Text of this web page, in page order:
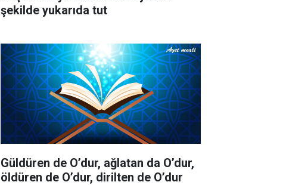
şekilde yukarıda tut
Güldüren de O’dur, ağlatan da O’dur,
öldüren de O’dur, dirilten de O’dur